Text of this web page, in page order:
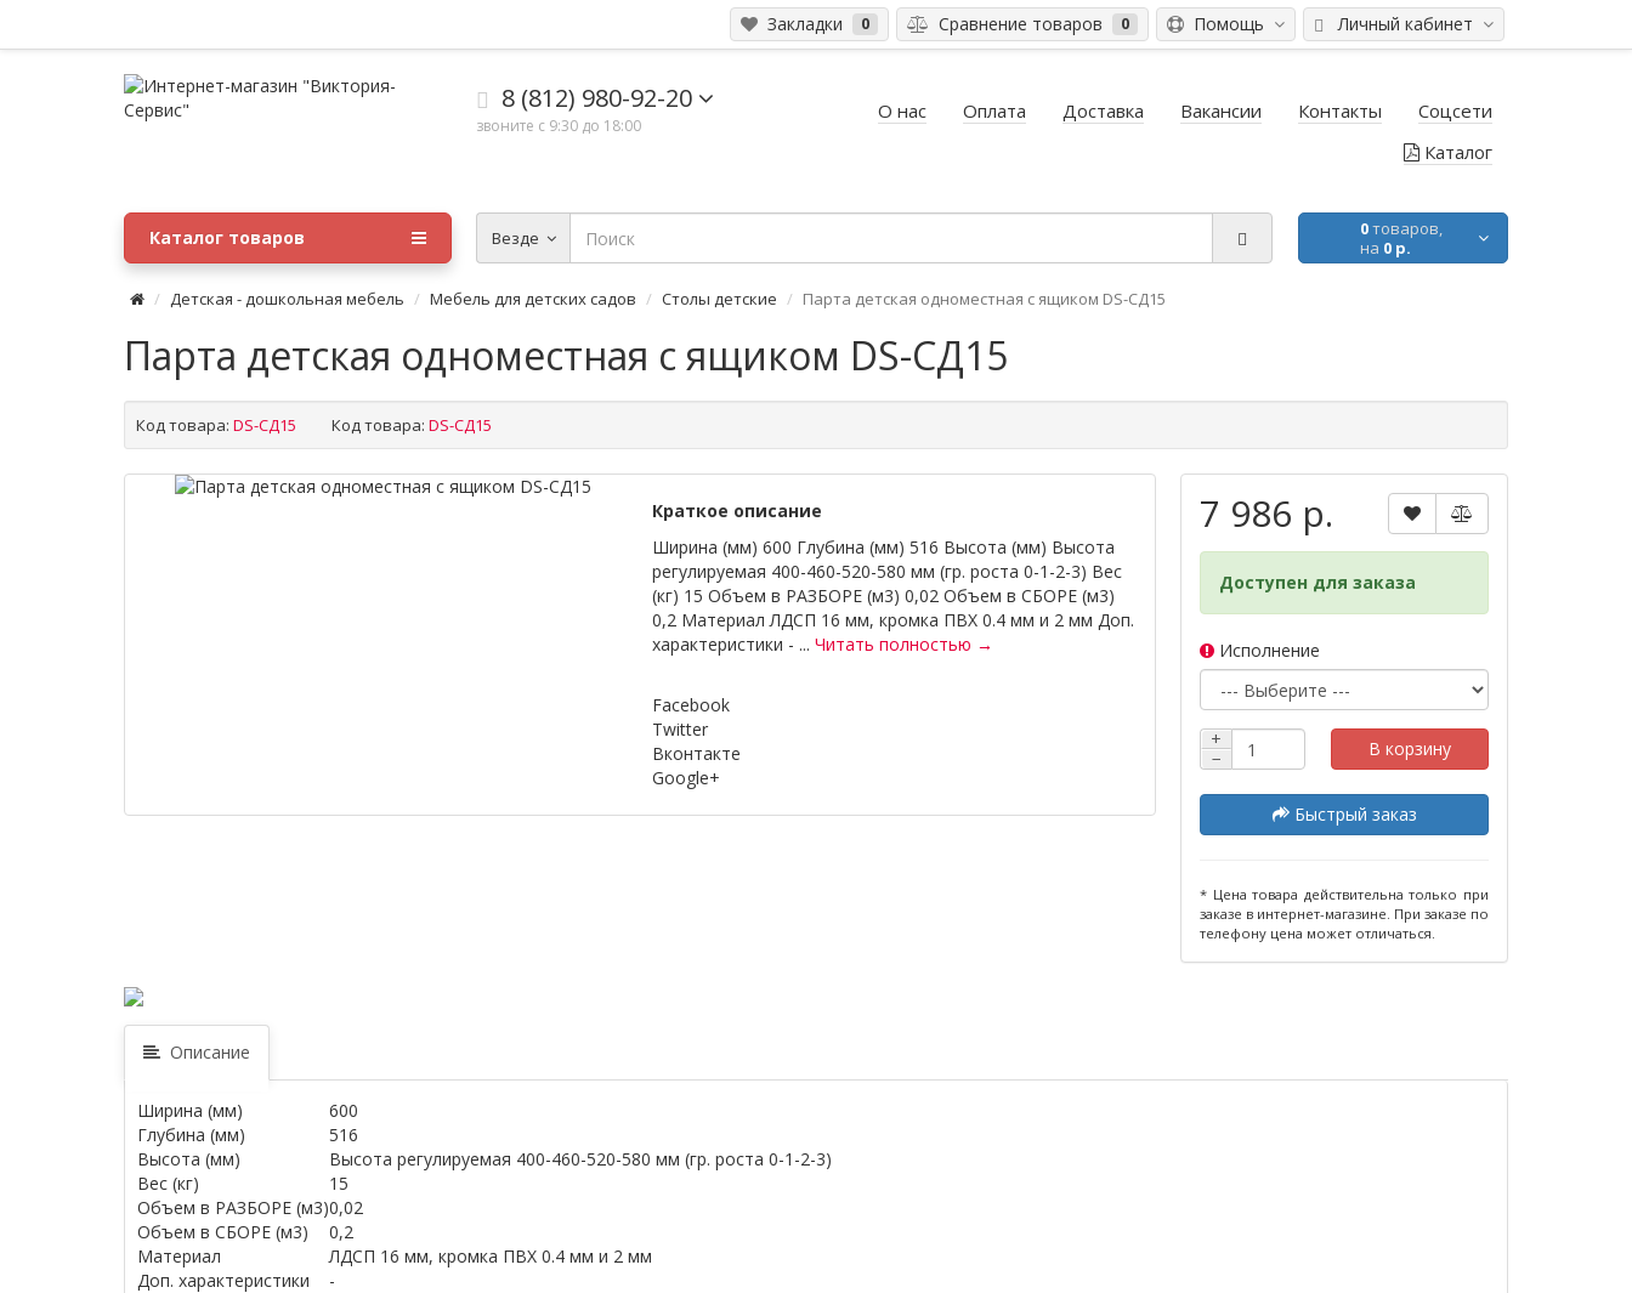
Личный кабинет
Помощь
Закладки 0 Сравнение товаров 0
8 (812) 980-92-20
звоните с 9:30 до 18:00
О нас Оплата Доставка Вакансии Контакты
Соцсети
Каталог
Везде 0товаров,
на 0 р.
Каталог товаров
Детская - дошкольная мебель Мебель для детских садов Столы детские Парта детская одноместная с ящиком DS-СД15
Парта детская одноместная с ящиком DS-СД15
Код товара: DS-СД15 Код товара: DS-СД15
Краткое описание
Ширина (мм) 600 Глубина (мм) 516 Высота (мм) Высота
регулируемая 400-460-520-580 мм (гр. роста 0-1-2-3) Вес
(кг) 15 Объем в РАЗБОРЕ (м3) 0,02 Объем в СБОРЕ (м3)
0,2 Материал ЛДСП 16 мм, кромка ПВХ 0.4 мм и 2 мм Доп.
характеристики - ... Читать полностью →
Facebook
Twitter
Вконтакте
Google+
7 986 р.
Доступен для заказа
Исполнение
+
−
В корзину
Быстрый заказ
* Цена товара действительна только при
заказе в интернет-магазине. При заказе по
телефону цена может отличаться.
Описание
Ширина (мм)
600
Глубина (мм)
516
Высота (мм)
Высота регулируемая 400-460-520-580 мм (гр. роста 0-1-2-3)
Вес (кг)
15
Объем в РАЗБОРЕ (м3)0,02
Объем в СБОРЕ (м3)
0,2
Материал
ЛДСП 16 мм, кромка ПВХ 0.4 мм и 2 мм
Доп. характеристики
-